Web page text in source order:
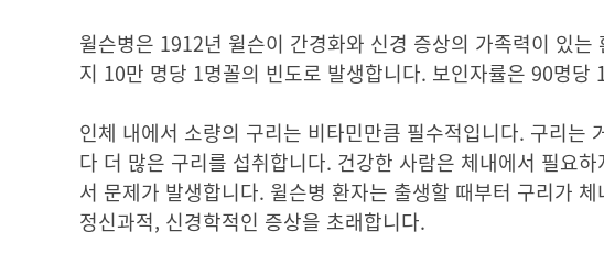
윌슨병은 1912년 윌슨이 간경화와 신경 증상의 가족력이 있
지 10만 명당 1명꼴의 빈도로 발생합니다. 보인자률은 90명당
인체 내에서 소량의 구리는 비타민만큼 필수적입니다. 구리
다 더 많은 구리를 섭취합니다. 건강한 사람은 체내에서 필요
서 문제가 발생합니다. 윌슨병 환자는 출생할 때부터 구리가
정신과적, 신경학적인 증상을 초래합니다.